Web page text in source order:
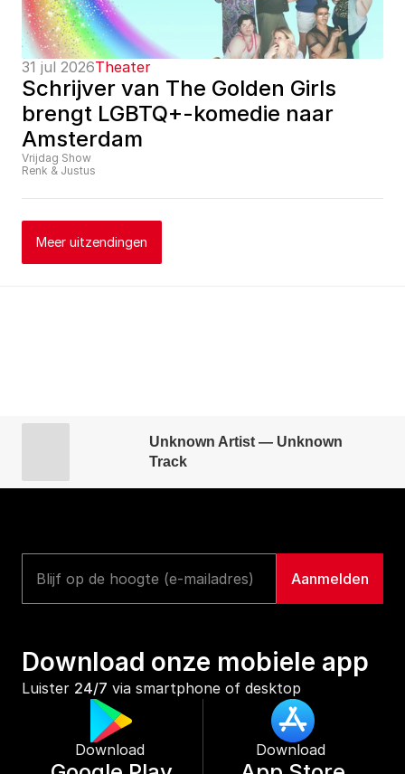
31 jul 2026Theater
Schrijver van The Golden Girls
brengt LGBTQ+-komedie naar
Amsterdam
Vrijdag Show
Renk & Justus
Meer uitzendingen
Unknown Artist — Unknown
Track
Download onze mobiele app
Luister 24/7 via smartphone of desktop
Download Download